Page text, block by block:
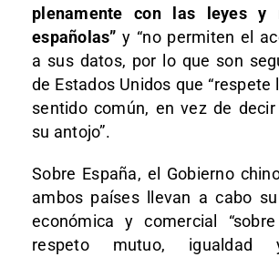
plenamente con las leyes y
españolas” y “no permiten el
a sus datos, por lo que son
de Estados Unidos que “respete
sentido común, en vez de
su antojo”.
Sobre España, el Gobierno
ambos países llevan a cabo
económica y comercial
respeto mutuo, igualdad